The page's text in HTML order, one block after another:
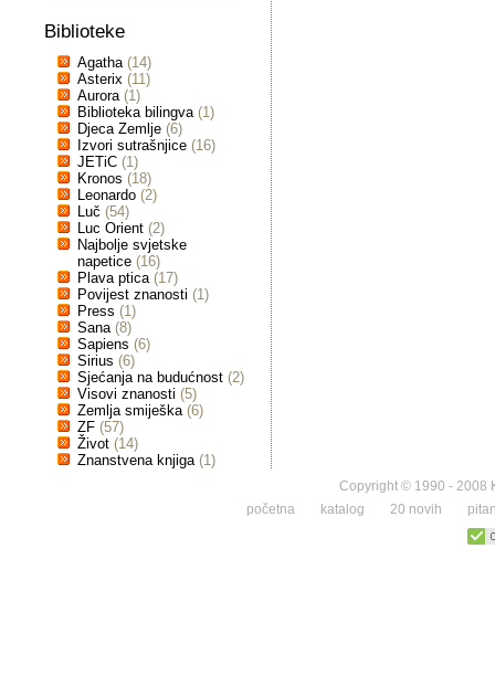
Biblioteke
Agatha (14)
Asterix (11)
Aurora (1)
Biblioteka bilingva (1)
Djeca Zemlje (6)
Izvori sutrašnjice (16)
JETiC (1)
Kronos (18)
Leonardo (2)
Luč (54)
Luc Orient (2)
Najbolje svjetske
napetice (16)
Plava ptica (17)
Povijest znanosti (1)
Press (1)
Sana (8)
Sapiens (6)
Sirius (6)
Sjećanja na budućnost (2)
Visovi znanosti (5)
Zemlja smiješka (6)
ZF (57)
Život (14)
Znanstvena knjiga (1)
Copyright © 1990 - 2008
početna
katalog 20 novih